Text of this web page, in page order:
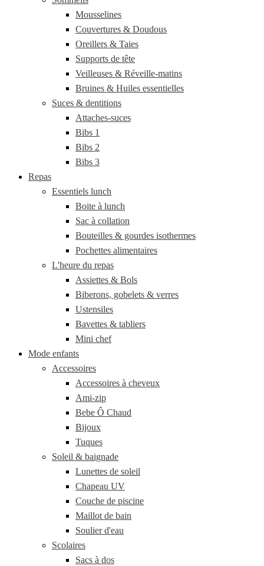
Mousselines
Couvertures & Doudous
Oreillers & Taies
Supports de tête
Veilleuses & Réveille-matins
Bruines & Huiles essentielles
Suces & dentitions
Attaches-suces
Bibs 1
Bibs 2
Bibs 3
Repas
Essentiels lunch
Boite à lunch
Sac à collation
Bouteilles & gourdes isothermes
Pochettes alimentaires
L'heure du repas
Assiettes & Bols
Biberons, gobelets & verres
Ustensiles
Bavettes & tabliers
Mini chef
Mode enfants
Accessoires
Accessoires à cheveux
Ami-zip
Bebe Ô Chaud
Bijoux
Tuques
Soleil & baignade
Lunettes de soleil
Chapeau UV
Couche de piscine
Maillot de bain
Soulier d'eau
Scolaires
Sacs à dos